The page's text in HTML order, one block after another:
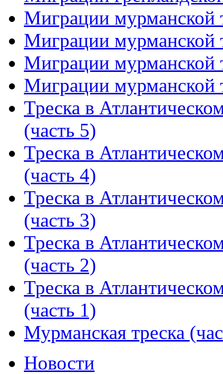
Миграции мурманской
Миграции мурманской
Миграции мурманской
Миграции мурманской
Треска в
(часть 5)
Треска в
(часть 4)
Треска в
(часть 3)
Треска в
(часть 2)
Треска в
(часть 1)
Мурманская треска
Новости